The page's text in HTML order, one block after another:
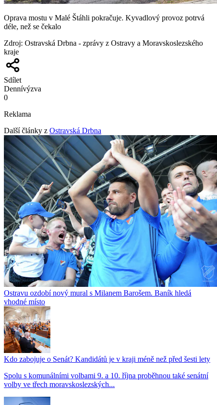
Oprava mostu v Malé Štáhli pokračuje. Kyvadlový provoz potrvá
déle, než se čekalo
Zdroj: Ostravská Drbna - zprávy z Ostravy a Moravskoslezského
kraje
Sdílet
Dennívýzva
0
Reklama
Další články z Ostravská Drbna
Ostravu ozdobí nový mural s Milanem Barošem. Baník hledá
vhodné místo
Kdo zabojuje o Senát? Kandidátů je v kraji méně než před šesti lety
Spolu s komunálními volbami 9. a 10. října proběhnou také senátní
volby ve třech moravskoslezských...